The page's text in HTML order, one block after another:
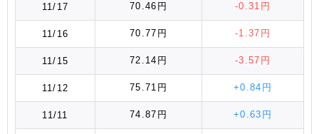
11/17 70.46円 -0.31円
11/16 70.77円 -1.37円
11/15 72.14円 -3.57円
11/12 75.71円 +0.84円
11/11 74.87円 +0.63円